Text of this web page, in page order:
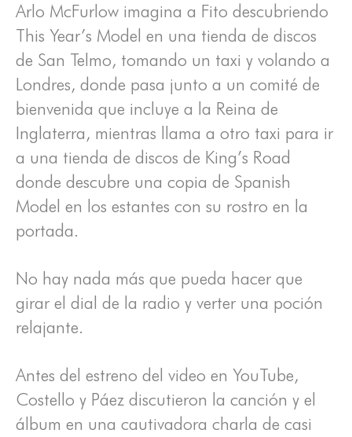
Arlo McFurlow imagina a Fito descubriendo
This Year’s Model en una tienda de discos
de San Telmo, tomando un taxi y volando a
Londres, donde pasa junto a un comité de
bienvenida que incluye a la Reina de
Inglaterra, mientras llama a otro taxi para ir
a una tienda de discos de King’s Road
donde descubre una copia de Spanish
Model en los estantes con su rostro en la
portada.
No hay nada más que pueda hacer que
girar el dial de la radio y verter una poción
relajante.
Antes del estreno del video en YouTube,
Costello y Páez discutieron la canción y el
álbum en una cautivadora charla de casi